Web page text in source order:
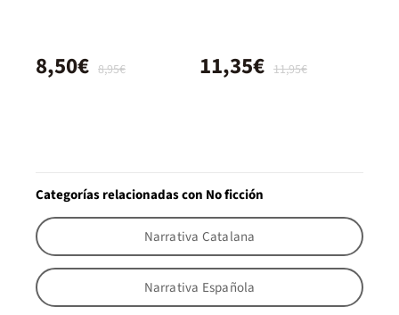
8,95€
8,50€ 11,95€
11,35€
Categorías relacionadas con No ficción
Narrativa Catalana
Narrativa Española